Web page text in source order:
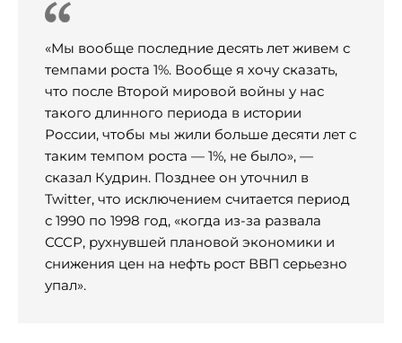
«Мы вообще последние десять лет живем с
темпами роста 1%. Вообще я хочу сказать,
что после Второй мировой войны у нас
такого длинного периода в истории
России, чтобы мы жили больше десяти лет с
таким темпом роста — 1%, не было», —
сказал Кудрин. Позднее он уточнил в
Twitter, что исключением считается период
с 1990 по 1998 год, «когда из-за развала
СССР, рухнувшей плановой экономики и
снижения цен на нефть рост ВВП серьезно
упал».